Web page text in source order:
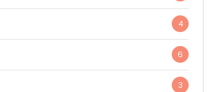
4
6
3